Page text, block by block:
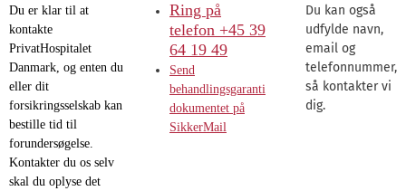
Du er klar til at
kontakte
PrivatHospitalet
Danmark, og enten du
eller dit
forsikringsselskab kan
bestille tid til
forundersøgelse.
Kontakter du os selv
skal du oplyse det
Ring på
telefon +45 39
64 19 49
Send
behandlingsgaranti
dokumentet på
SikkerMail
Du kan også
udfylde navn,
email og
telefonnummer,
så kontakter vi
dig.